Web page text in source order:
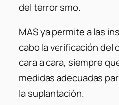
del terrorismo.
MAS ya permite a las
cabo la verificación del
cara a cara, siempre
medidas adecuadas
la suplantación.